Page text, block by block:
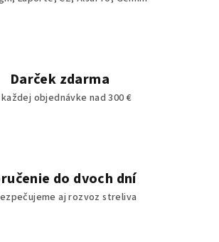
Darček zdarma
každej objednávke nad 300 €
do dvoch dní
aj rozvoz streliva